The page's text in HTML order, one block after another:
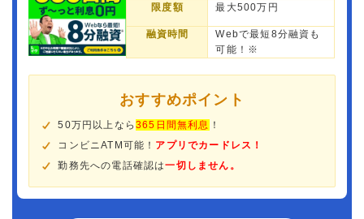
限度額 最大500万円
融資時間
Webで最短8分融資も
可能！※
おすすめポイント
50万円以上なら365日間無利息 ！
コンビニATM可能！ アプリでカードレス！
勤務先への電話確認は一切しません。